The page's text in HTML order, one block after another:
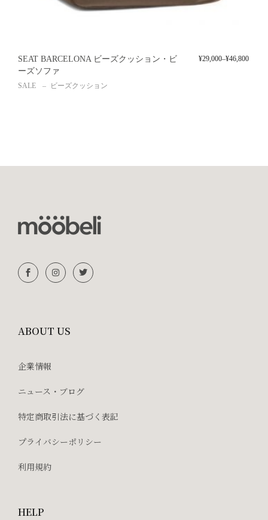
SEAT BARCELONA ビーズクッション・ビ
ーズソファ
SALE ビーズクッション
¥29,000–¥46,800
ABOUT US
企業情報
ニュース・ブログ
特定商取引法に基づく表記
プライバシーポリシー
利用規約
HELP